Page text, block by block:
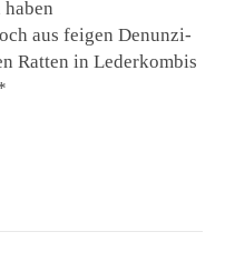
aus feigen De­nun­zi­
Ratten in Lederkombis